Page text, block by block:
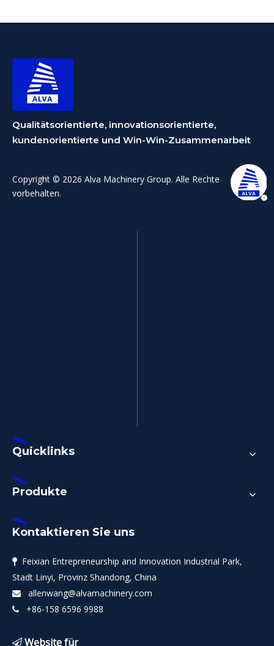
Ausrüstungsabteilung
die
Doppelgeschäftsstruktur
Qualitätsorientierte, innovationsorientierte,
kundenorientierte und Win-Win-Zusammenarbeit
Copyright © 2026 Alva Machinery Group. Alle Rechte
vorbehalten.
Quicklinks
Produkte
Kontaktieren Sie uns

Feixian Entrepreneurship and Innovation Industrial Park,
Stadt Linyi, Provinz Shandong, China
 allenwang@alvamachinery.com
 +86-158 6596 9988
 Website für